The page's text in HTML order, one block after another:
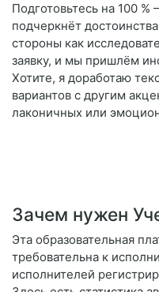
Подготовьтесь на 100
подчеркнёт
стороны как
заявку, и мы пришлём
Хотите, я доработаю
вариантов с другим
лаконичных или
Зачем нужен
Эта образовательная
требовательна к
исполнителей